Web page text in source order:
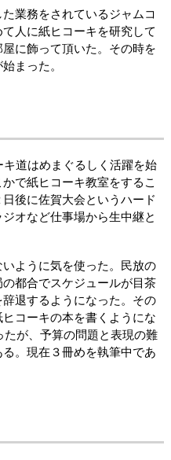
業務をされているジャムコ
人に紙ヒコーキを研究して
に飾って頂いた。その時を
まった。
道はめまぐるしく活躍を始
で紙ヒコーキ教室をするこ
後に佐賀大会というハード
オなど仕事場から生中継と
ように気を使った。民放の
都合でスケジュールが目茶
退するようになった。その
コーキの本を書くようにな
が、予算の問題と表現の難
。現在３冊めを執筆中であ